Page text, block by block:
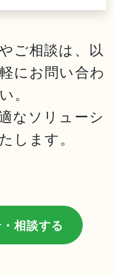
ご相談は、以
にお問い合わ
。
なソリューシ
します。
相談する